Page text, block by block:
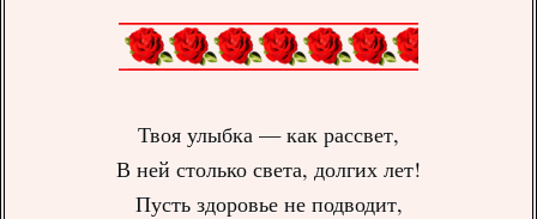
Твоя улыбка — как рассвет,
В ней столько света, долгих лет!
Пусть здоровье не подводит,